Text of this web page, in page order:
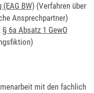
BW) (Verfahren über
Ansprechpartner)
§ 6a Absatz 1 GewO
mit den fachlich